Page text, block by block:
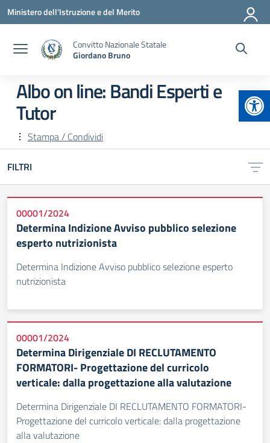
Vai ai contenuti
Vai al menu di navigazione
Vai al footer
Ministero dell'Istruzione e del Merito
Convitto Nazionale Statale
Giordano Bruno
Albo on line:Bandi Esperti e
Tutor
Stampa / Condividi
FILTRI
00001/2024
Determina Indizione Avviso pubblico selezione
esperto nutrizionista
Determina Indizione Avviso pubblico selezione esperto
nutrizionista
00001/2024
Determina Dirigenziale DI RECLUTAMENTO
FORMATORI- Progettazione del curricolo
verticale: dalla progettazione alla valutazione
Determina Dirigenziale DI RECLUTAMENTO FORMATORI-
Progettazione del curricolo verticale: dalla progettazione
alla valutazione